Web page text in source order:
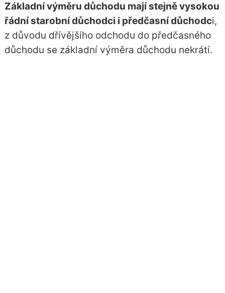
Základní výměru důchodu mají stejně vysokou
řádní starobní důchodci i předčasní důchodci,
z důvodu dřívějšího odchodu do předčasného
důchodu se základní výměra důchodu nekrátí.